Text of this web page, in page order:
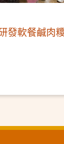
發軟餐鹹肉